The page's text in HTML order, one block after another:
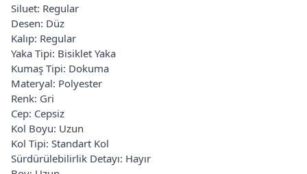
Siluet: Regular
Desen: Düz
Kalıp: Regular
Yaka Tipi: Bisiklet Yaka
Kumaş Tipi: Dokuma
Materyal: Polyester
Renk: Gri
Cep: Cepsiz
Kol Boyu: Uzun
Kol Tipi: Standart Kol
Sürdürülebilirlik Detayı: Hayır